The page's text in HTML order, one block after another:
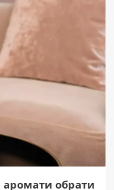
аромати обрати